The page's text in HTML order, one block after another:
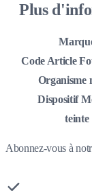
Plus
Code Article
Organisme
Dispositif
teinte
Abonnez-vous à